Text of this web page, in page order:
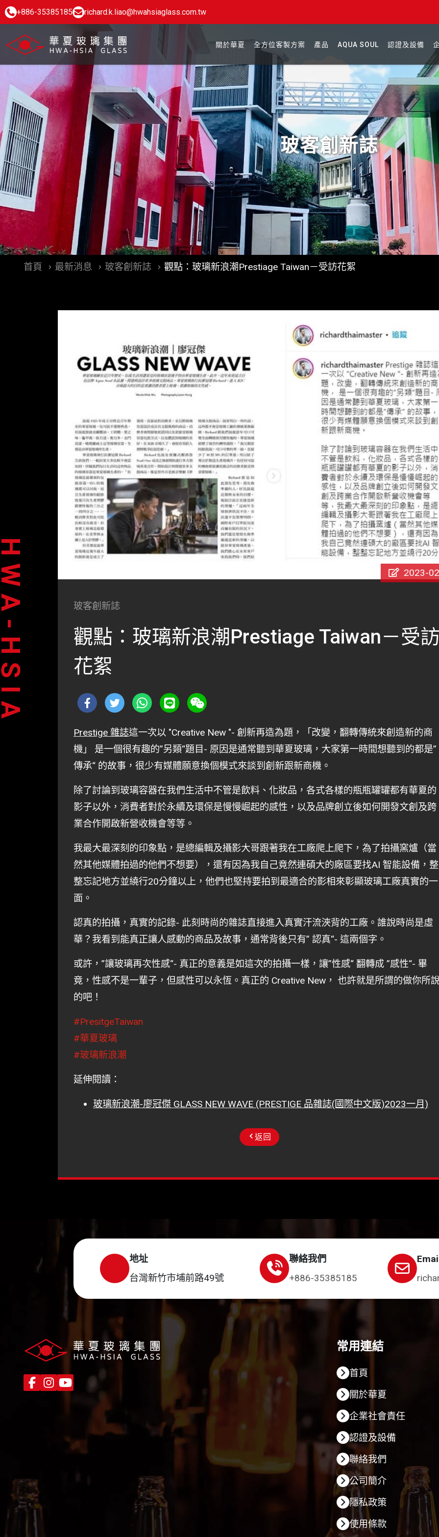
+886-35385185 richard.k.liao@hwahsiaglass.com.tw
關於華夏 全方位客製方案 產品 AQUA SOUL 認證及設備
玻客創新誌
首頁 最新消息 玻客創新誌 觀點：玻璃新浪潮Prestiage Taiwan－受訪花絮
2023-
玻客創新誌
觀點：玻璃新浪潮Prestiage Taiwan－受
花絮
Prestige 雜誌這一次以 "Creative New "- 創新再造為題，「改變，翻轉傳統來創造新的商
機」 是一個很有趣的”另類“題目- 原因是通常聽到華夏玻璃，大家第一時間想聽到的都是”
傳承“ 的故事，很少有媒體願意換個模式來談到創新跟新商機。
除了討論到玻璃容器在我們生活中不管是飲料、化妝品，各式各樣的瓶瓶罐罐都有華夏的
影子以外，消費者對於永續及環保是慢慢崛起的感性，以及品牌創立後如何開發文創及跨
業合作開啟新營收機會等等。
我最大最深刻的印象點，是總編輯及攝影大哥跟著我在工廠爬上爬下，為了拍攝窯爐（當
然其他媒體拍過的他們不想要），還有因為我自己竟然連碩大的廠區要找AI 智能設備，整
整忘記地方並繞行20分鐘以上，他們也堅持要拍到最適合的影相來彰顯玻璃工廠真實的一
面。
認真的拍攝，真實的記錄- 此刻時尚的雜誌直接進入真實汗流浹背的工廠。誰說時尚是虛
華？我看到能真正讓人感動的商品及故事，通常背後只有” 認真“- 這兩個字。
或許，”讓玻璃再次性感“- 真正的意義是如這次的拍攝一樣，讓”性感“ 翻轉成 ”感性“- 畢
竟，性感不是一輩子，但感性可以永恆。真正的 Creative New， 也許就是所謂的做你所
的吧！
#PresitgeTaiwan
#華夏玻璃
#玻璃新浪潮
延伸閱讀：
玻璃新浪潮-廖冠傑 GLASS NEW WAVE (PRESTIGE 品雜誌(國際中文版)2023一月)
返回
地址
台灣新竹市埔前路49號
聯絡我們
+886-35385185
常用連結
首頁
關於華夏
企業社會責任
認證及設備
聯絡我們
公司簡介
隱私政策
使用條款